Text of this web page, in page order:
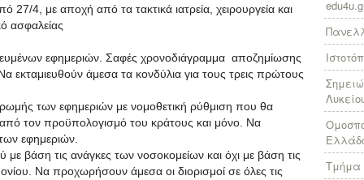
27/4, με αποχή από τα τακτικά ιατρεία, χειρουργεία και
ασφαλείας
εφημεριών. Σαφές χρονοδιάγραμμα αποζημίωσης
άμεσα τα κονδύλια για τους τρεις πρώτους
των εφημεριών με νομοθετική ρύθμιση που θα
τον προϋπολογισμό του κράτους και μόνο. Να
εφημεριών.
βάση τις ανάγκες των νοσοκομείων και όχι με βάση τις
Να προχωρήσουν άμεσα οι διορισμοί σε όλες τις
Τμήμα